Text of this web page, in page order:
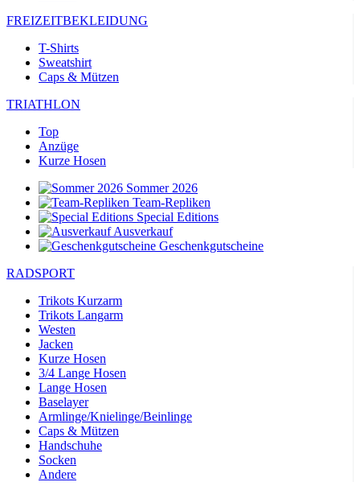
FREIZEITBEKLEIDUNG
T-Shirts
Sweatshirt
Caps & Mützen
TRIATHLON
Top
Anzüge
Kurze Hosen
Sommer 2026
Team-Repliken
Special Editions
Ausverkauf
Geschenkgutscheine
RADSPORT
Trikots Kurzarm
Trikots Langarm
Westen
Jacken
Kurze Hosen
3/4 Lange Hosen
Lange Hosen
Baselayer
Armlinge/Knielinge/Beinlinge
Caps & Mützen
Handschuhe
Socken
Andere